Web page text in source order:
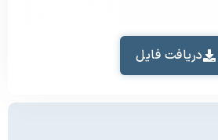
دریافت فایل